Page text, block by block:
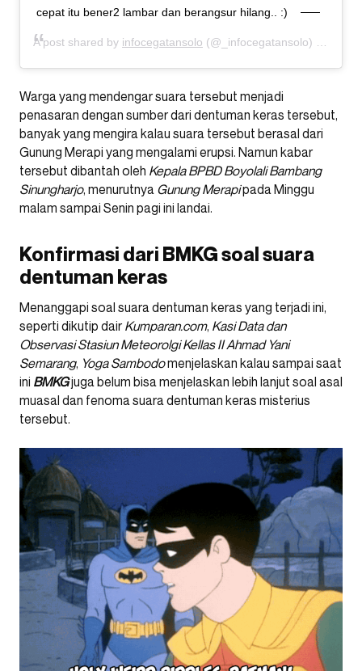
cepat itu bener2 lambar dan berangsur hilang.. :)
A post shared by infocegatansolo (@_infocegatansolo) on
Warga yang mendengar suara tersebut menjadi
penasaran dengan sumber dari dentuman keras tersebut,
banyak yang mengira kalau suara tersebut berasal dari
Gunung Merapi yang mengalami erupsi. Namun kabar
tersebut dibantah oleh Kepala BPBD Boyolali Bambang
Sinungharjo, menurutnya Gunung Merapipada Minggu
malam sampai Senin pagi ini landai.
Konfirmasi dari BMKG soal suara
dentuman keras
Menanggapi soal suara dentuman keras yang terjadi ini,
seperti dikutip dair Kumparan.com, Kasi Data dan
Observasi Stasiun Meteorolgi Kellas II Ahmad Yani
Semarang, Yoga Sambodomenjelaskan kalau sampai saat
ini BMKGjuga belum bisa menjelaskan lebih lanjut soal asal
muasal dan fenoma suara dentuman keras misterius
tersebut.